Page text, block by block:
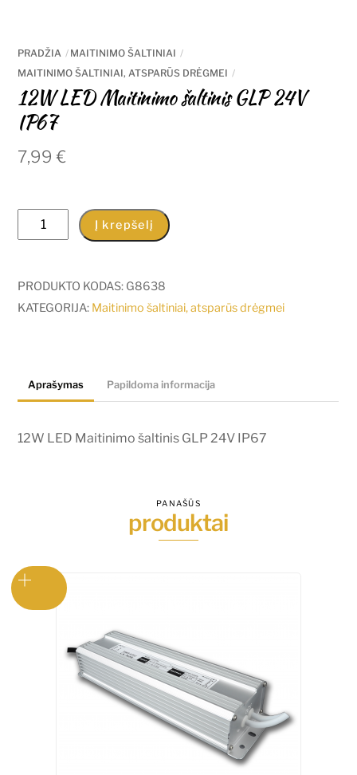
PRADŽIA
MAITINIMO ŠALTINIAI
MAITINIMO ŠALTINIAI, ATSPARŪS DRĖGMEI
12W LED Maitinimo šaltinis GLP 24V
IP67
7,99€
produkto
kiekis:
LED
Maitinimo
IP67
Į krepšelį
PRODUKTO KODAS: G8638
KATEGORIJA: Maitinimo šaltiniai, atsparūs drėgmei
Aprašymas Papildoma informacija
12W LED Maitinimo šaltinis GLP 24V IP67
PANAŠŪS
produktai